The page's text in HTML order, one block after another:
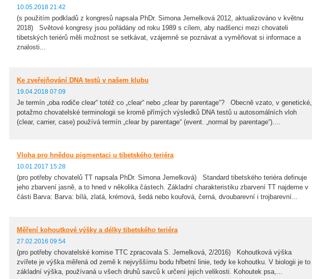
10.05.2018 21:42
(s použitím podkladů z kongresů napsala PhDr. Simona Jemelková 2012, aktualizováno v květnu
2018) Světové kongresy jsou pořádány od roku 1989 s cílem, aby nadšenci mezi chovateli
tibetských teriérů měli možnost se setkávat, vzájemně se poznávat a vyměňovat si informace a
znalosti...
Ke zveřejňování DNA testů v našem klubu
19.04.2018 07:09
Je termín „oba rodiče clear“ totéž co „clear“ nebo „clear by parentage“? Obecně vzato, v genetické,
potažmo chovatelské terminologii se kromě přímých výsledků DNA testů u autosomálních vloh
(clear, carrier, case) používá termín „clear by parentage“ (event. „normal by parentage“)....
Vloha pro hnědou pigmentaci u tibetského teriéra
10.01.2017 15:28
(pro potřeby chovatelů TT napsala PhDr. Simona Jemelková) Standard tibetského teriéra definuje
jeho zbarvení jasně, a to hned v několika částech. Základní charakteristiku zbarvení TT najdeme v
části Barva: Barva: bílá, zlatá, krémová, šedá nebo kouřová, černá, dvoubarevní i trojbarevní...
Měření kohoutkové výšky a délky tibetského teriéra
27.02.2016 09:54
(pro potřeby chovatelské komise TTC zpracovala S. Jemelková, 2/2016) Kohoutková výška
zvířete je výška měřená od země k nejvyššímu bodu hřbetní linie, tedy ke kohoutku. V biologii je to
základní výška, používaná u všech druhů savců k určení jejich velikosti. Kohoutek psa,...